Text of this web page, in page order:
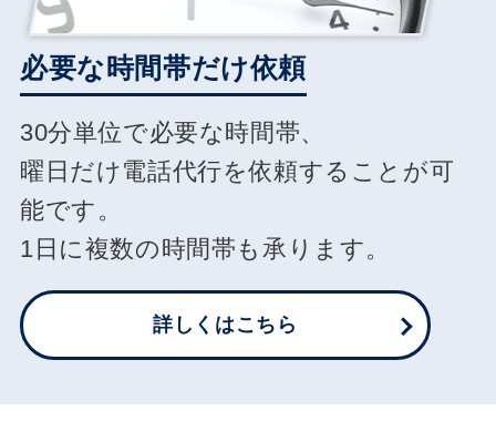
必要な時間帯だけ依頼
30分単位で必要な時間帯、
曜日だけ電話代行を依頼することが可
能です。
1日に複数の時間帯も承ります。
詳しくはこちら